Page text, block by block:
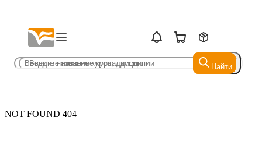
Найти
Найти
NOT FOUND 404